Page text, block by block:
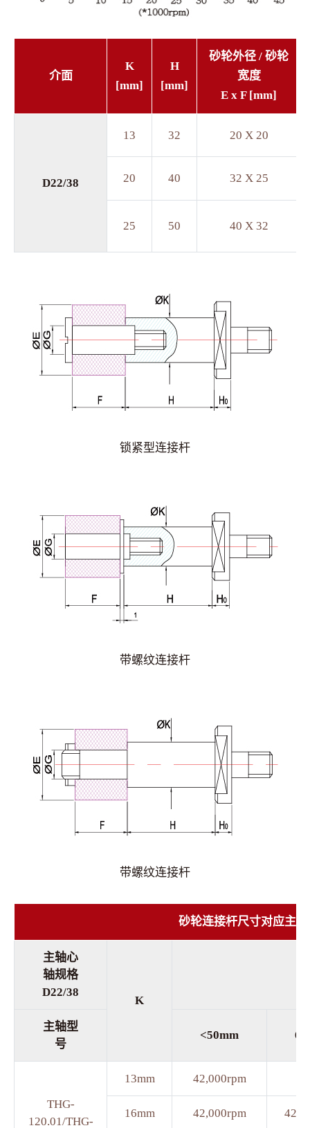
介面
K
[mm]
H
[mm]
砂轮外径 / 砂轮
宽度
E x F [mm]
D22/38
13 32 20 X 20
20 40 32 X 25
25 50 40 X 32
锁紧型连接杆
带螺纹连接杆
带螺纹连接杆
砂轮连接杆尺寸对应主
主轴心
轴规格
D22/38
K
主轴型
号
<50mm
THG-
120.01/THG-
13mm 42,000rpm
16mm 42,000rpm